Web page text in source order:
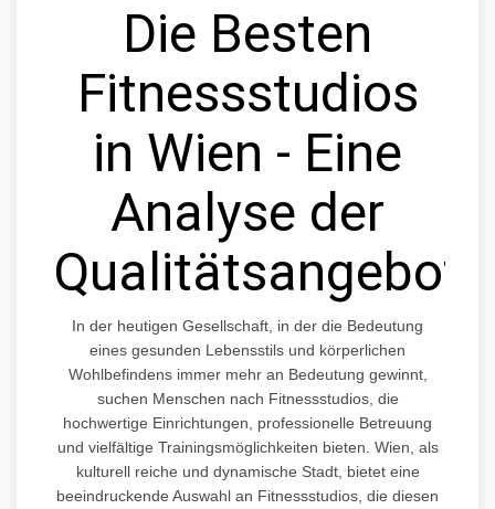
Die Besten
Fitnessstudios
in Wien - Eine
Analyse der
Qualitätsangebote
In der heutigen Gesellschaft, in der die Bedeutung
eines gesunden Lebensstils und körperlichen
Wohlbefindens immer mehr an Bedeutung gewinnt,
suchen Menschen nach Fitnessstudios, die
hochwertige Einrichtungen, professionelle Betreuung
und vielfältige Trainingsmöglichkeiten bieten. Wien, als
kulturell reiche und dynamische Stadt, bietet eine
beeindruckende Auswahl an Fitnessstudios, die diesen